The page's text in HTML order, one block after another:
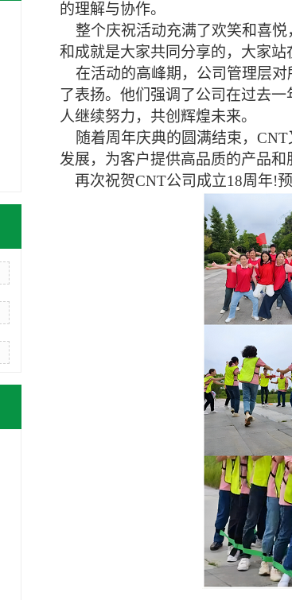
的理解与协作。
整个庆祝活动充满了欢笑和喜悦
和成就是大家共同分享的，大家站
在活动的高峰期，公司管理层对
了表扬。他们强调了公司在过去
人继续努力，共创辉煌未来。
随着周年庆典的圆满结束， CNT
发展，为客户提供高品质的产品和
再次祝贺CNT公司成立18周年!